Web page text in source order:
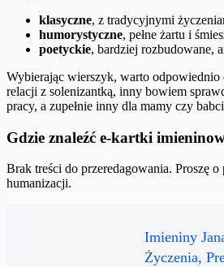
klasyczne, z tradycyjnymi
humorystyczne, pełne żartu i
poetyckie, bardziej rozbudowane,
Wybierając wierszyk, warto odpowiednio
relacji z solenizantką, inny bowiem
pracy, a zupełnie inny dla mamy czy
Gdzie znaleźć e-kartki
Brak treści do przeredagowania. Proszę o
humanizacji.
Imieniny
Życzenia,